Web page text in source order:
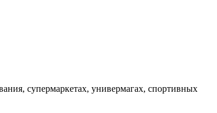
супермаркетах, универмагах, спортивных